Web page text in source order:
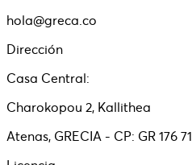
hola@greca.co
Dirección
Casa Central:
Charokopou 2, Kallithea
Atenas, GRECIA - CP: GR 176 71